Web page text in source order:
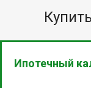
Ипотечный